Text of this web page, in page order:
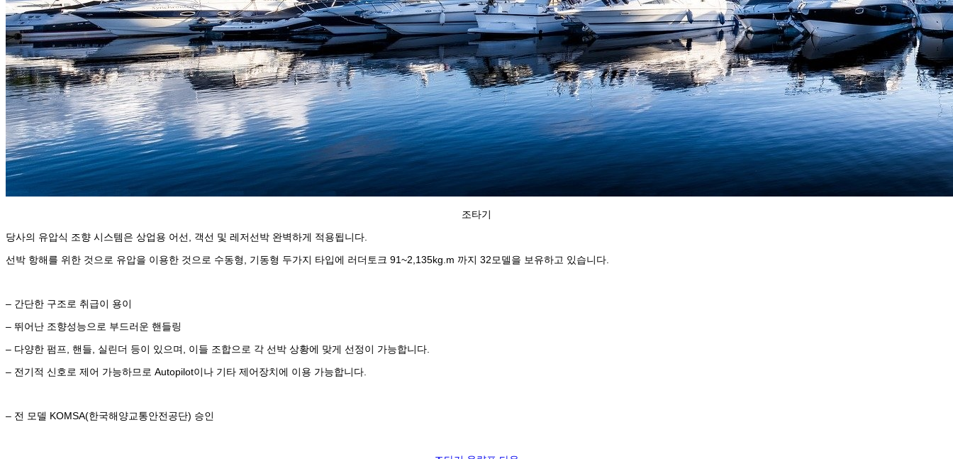
조타기
당사의 유압식 조향 시스템은 상업용 어선, 객선 및 레저선박 완벽하게 적용됩니다.
선박 항해를 위한 것으로 유압을 이용한 것으로 수동형, 기동형 두가지 타입에 러더토크 91~2,135kg.m 까지 32모델을 보유하고 있습니다.
– 간단한 구조로 취급이 용이
– 뛰어난 조향성능으로 부드러운 핸들링
– 다양한 펌프, 핸들, 실린더 등이 있으며, 이들 조합으로 각 선박 상황에 맞게 선정이 가능합니다.
– 전기적 신호로 제어 가능하므로 Autopilot이나 기타 제어장치에 이용 가능합니다.
– 전 모델 KOMSA(한국해양교통안전공단) 승인